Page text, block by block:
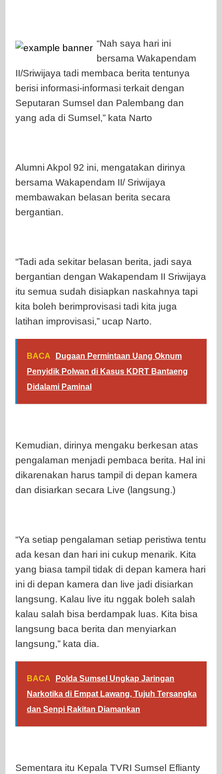
“Nah saya hari ini
bersama Wakapendam
II/Sriwijaya tadi membaca berita tentunya
berisi informasi-informasi terkait dengan
Seputaran Sumsel dan Palembang dan
yang ada di Sumsel,” kata Narto
Alumni Akpol 92 ini, mengatakan dirinya
bersama Wakapendam II/ Sriwijaya
membawakan belasan berita secara
bergantian.
“Tadi ada sekitar belasan berita, jadi saya
bergantian dengan Wakapendam II Sriwijaya
itu semua sudah disiapkan naskahnya tapi
kita boleh berimprovisasi tadi kita juga
latihan improvisasi,” ucap Narto.
BACA
Dugaan Permintaan Uang Oknum
Penyidik Polwan di Kasus KDRT Bantaeng
Didalami Paminal
Kemudian, dirinya mengaku berkesan atas
pengalaman menjadi pembaca berita. Hal ini
dikarenakan harus tampil di depan kamera
dan disiarkan secara Live (langsung.)
“Ya setiap pengalaman setiap peristiwa tentu
ada kesan dan hari ini cukup menarik. Kita
yang biasa tampil tidak di depan kamera hari
ini di depan kamera dan live jadi disiarkan
langsung. Kalau live itu nggak boleh salah
kalau salah bisa berdampak luas. Kita bisa
langsung baca berita dan menyiarkan
langsung,” kata dia.
BACA
Polda Sumsel Ungkap Jaringan
Narkotika di Empat Lawang, Tujuh Tersangka
dan Senpi Rakitan Diamankan
Sementara itu Kepala TVRI Sumsel Eflianty